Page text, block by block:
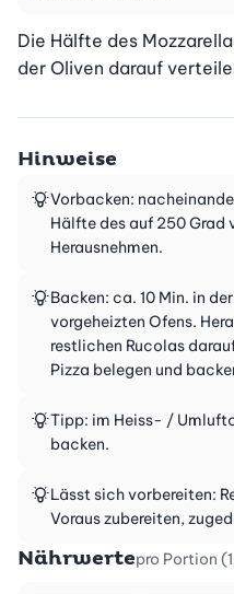
Die Hälfte des
der Oliven darauf
Hinweise
Vorbacken:
Hälfte des auf 250 Grad
Herausnehmen.
Backen: ca. 10 Min. in
vorgeheizten Ofens.
restlichen Rucolas
Pizza belegen und
Tipp: im Heiss- /
backen.
Lässt sich vorbereiten:
Voraus zubereiten,
Nährwertepro Portion